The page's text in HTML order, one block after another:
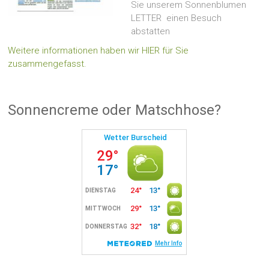
Sie unserem Sonnenblumen
LETTER einen Besuch
abstatten
Weitere informationen haben wir HIER für Sie
zusammengefasst.
Sonnencreme oder Matschhose?